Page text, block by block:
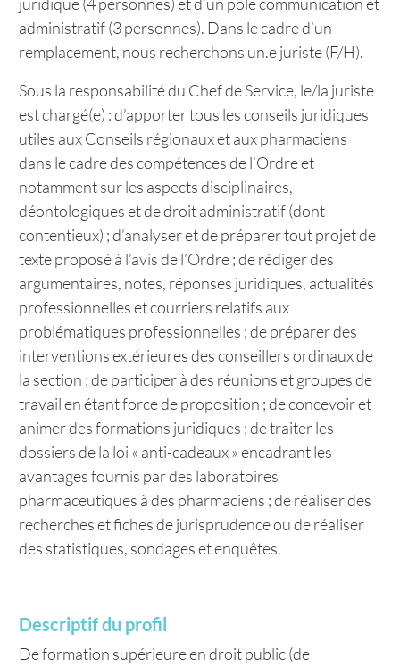
administratif (3 personnes). Dans le cadre d’un
remplacement, nous recherchons un.e juriste (F/H).
Sous la responsabilité du Chef de Service, le/la juriste
est chargé(e) : d’apporter tous les conseils juridiques
utiles aux Conseils régionaux et aux pharmaciens
dans le cadre des compétences de l’Ordre et
notamment sur les aspects disciplinaires,
déontologiques et de droit administratif (dont
contentieux) ; d’analyser et de préparer tout projet de
texte proposé à l’avis de l’Ordre ; de rédiger des
argumentaires, notes, réponses juridiques, actualités
professionnelles et courriers relatifs aux
problématiques professionnelles ; de préparer des
interventions extérieures des conseillers ordinaux de
la section ; de participer à des réunions et groupes de
travail en étant force de proposition ; de concevoir et
animer des formations juridiques ; de traiter les
dossiers de la loi « anti-cadeaux » encadrant les
avantages fournis par des laboratoires
pharmaceutiques à des pharmaciens ; de réaliser des
recherches et fiches de jurisprudence ou de réaliser
des statistiques, sondages et enquêtes.
Descriptif du profil
De formation supérieure en droit public (de